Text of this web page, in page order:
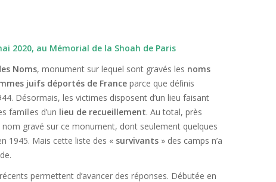
2020, au Mémorial de la Shoah de Paris
Noms, monument sur lequel sont gravés les noms
juifs déportés de France parce que déﬁnis
Désormais, les victimes disposent d’un lieu faisant
familles d’un lieu de recueillement. Au total, près
nom gravé sur ce monument, dont seulement quelques
1945. Mais cette liste des « survivants » des camps n’a
permettent d’avancer des réponses. Débutée en